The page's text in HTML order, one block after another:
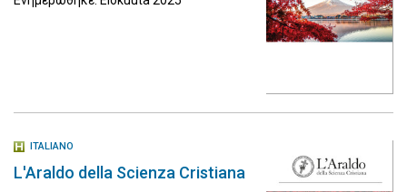
ITALIANO
L'Araldo della Scienza Cristiana